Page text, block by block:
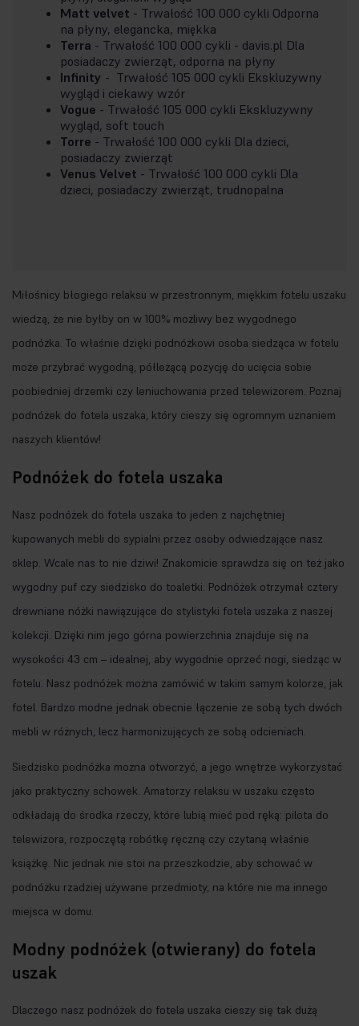
Matt velvet - Trwałość 100 000 cykli Odporna
na płyny, elegancka, miękka
Terra - Trwałość 100 000 cykli - davis.pl Dla
posiadaczy zwierząt, odporna na płyny
Infinity - Trwałość 105 000 cykli Ekskluzywny
wygląd i ciekawy wzór
Vogue - Trwałość 105 000 cykli Ekskluzywny
wygląd, soft touch
Torre - Trwałość 100 000 cykli Dla dzieci,
posiadaczy zwierząt
Venus Velvet - Trwałość 100 000 cykli Dla
dzieci, posiadaczy zwierząt, trudnopalna
Miłośnicy błogiego relaksu w przestronnym, miękkim fotelu uszaku
wiedzą, że nie byłby on w 100% możliwy bez wygodnego
podnóżka. To właśnie dzięki podnóżkowi osoba siedząca w fotelu
może przybrać wygodną, półleżącą pozycję do ucięcia sobie
poobiedniej drzemki czy leniuchowania przed telewizorem. Poznaj
podnóżek do fotela uszaka, który cieszy się ogromnym uznaniem
naszych klientów!
Podnóżek do fotela uszaka
Nasz podnóżek do fotela uszaka to jeden z najchętniej
kupowanych mebli do sypialni przez osoby odwiedzające nasz
sklep. Wcale nas to nie dziwi! Znakomicie sprawdza się on też jako
wygodny puf czy siedzisko do toaletki. Podnóżek otrzymał cztery
drewniane nóżki nawiązujące do stylistyki fotela uszaka z naszej
kolekcji. Dzięki nim jego górna powierzchnia znajduje się na
wysokości 43 cm – idealnej, aby wygodnie oprzeć nogi, siedząc w
fotelu. Nasz podnóżek można zamówić w takim samym kolorze, jak
fotel. Bardzo modne jednak obecnie łączenie ze sobą tych dwóch
mebli w różnych, lecz harmonizujących ze sobą odcieniach.
Siedzisko podnóżka można otworzyć, a jego wnętrze wykorzystać
jako praktyczny schowek. Amatorzy relaksu w uszaku często
odkładają do środka rzeczy, które lubią mieć pod ręką: pilota do
telewizora, rozpoczętą robótkę ręczną czy czytaną właśnie
książkę. Nic jednak nie stoi na przeszkodzie, aby schować w
podnóżku rzadziej używane przedmioty, na które nie ma innego
miejsca w domu.
Modny podnóżek (otwierany) do fotela
uszak
Dlaczego nasz podnóżek do fotela uszaka cieszy się tak dużą